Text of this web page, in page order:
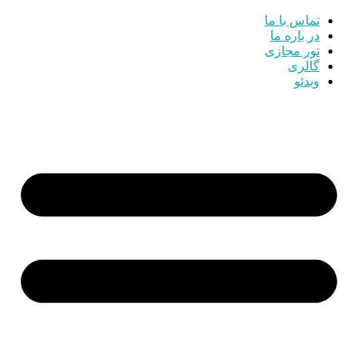
تماس با ما
در باره ما
تور مجازی
گالری
ویدئو